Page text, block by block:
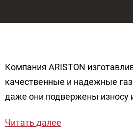
Компания ARISTON
качественные и надежные
даже они подвержены износу
зажигается, издает громкие
Читать далее